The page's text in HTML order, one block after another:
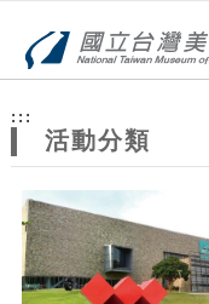
站
主
題
:::
活動分類